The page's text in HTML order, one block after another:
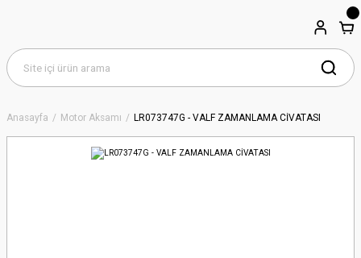
Anasayfa Motor Aksamı LR073747G - VALF ZAMANLAMA CİVATASI